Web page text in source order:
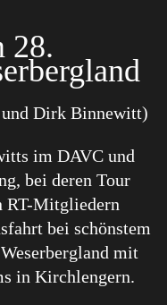
28.
Dirk Binnewitt)
im DAVC und
bei deren Tour
RT-Mitgliedern
bei schönstem
mit
in Kirchlengern.